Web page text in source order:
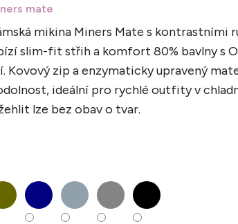
mate
mikina Miners Mate s kontrastními
slim-fit střih a komfort 80% bavlny s
Kovový zip a enzymaticky upravený
ideální pro rychlé outfity v
lze bez obav o tvar.